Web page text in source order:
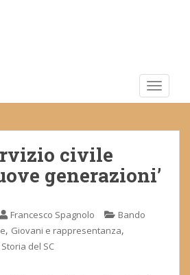
civile
generazioni’
Francesco Spagnolo
Bando
, Giovani e rappresentanza,
Storia del SC